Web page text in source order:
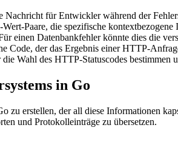
Nachricht für Entwickler während der
Paare, die spezifische
einen Datenbankfehler könnte dies die
Code, der das Ergebnis einer HTTP-
Wahl des HTTP-Statuscodes bestimmen
in Go
zu erstellen, der all diese Informationen
und Protokolleinträge zu übersetzen.